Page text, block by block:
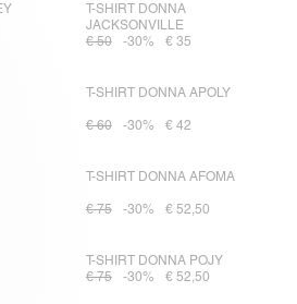
T-SHIRT DONNA
JACKSONVILLE
€ 50
-30% € 35
T-SHIRT DONNA APOLY
€ 60 -30% € 42
T-SHIRT DONNA AFOMA
€ 75 -30% € 52,50
T-SHIRT DONNA POJY
€ 75
-30% € 52,50